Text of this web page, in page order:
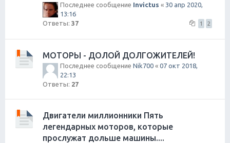
Последнее сообщение Invictus « 30 апр 2020,
13:16
Ответы: 37 1 2
МОТОРЫ - ДОЛОЙ ДОЛГОЖИТЕЛЕЙ!
Последнее сообщение Nik700 « 07 окт 2018,
22:13
Ответы: 27
Двигатели миллионники Пять
легендарных моторов, которые
прослужат дольше машины....